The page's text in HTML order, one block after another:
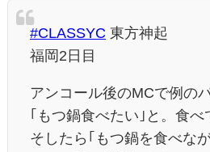
#CLASSYC 東方神起
福岡2日目
アンコール後のMCで例の
｢もつ鍋食べたい｣と。食べ
そしたら｢もつ鍋を食べな